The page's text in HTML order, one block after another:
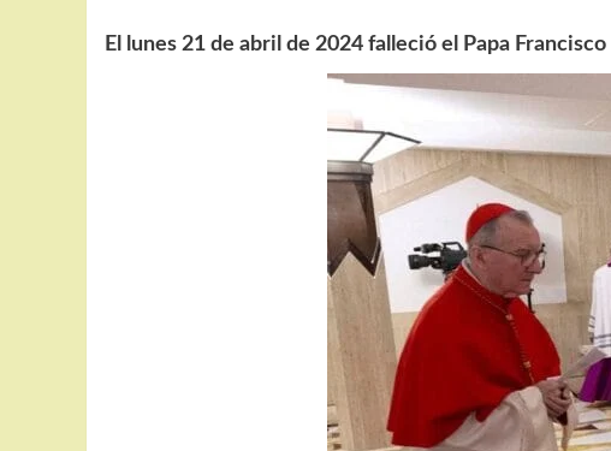
El lunes 21 de abril de 2024 falleció el Papa